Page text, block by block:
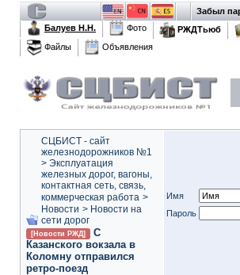
Забыл
Балуев Н.Н.
Фото РЖДТьюб
Файлы
Объявления
СЦБИСТ - сайт
железнодорожников №1
> Эксплуатация
железных дорог, вагоны,
контактная сеть, связь,
коммерческая работа >
Новости > Новости на
сети дорог
[Новости РЖД]
С
Казанского вокзала в
Коломну отправился
ретро-поезд
Имя
Пароль